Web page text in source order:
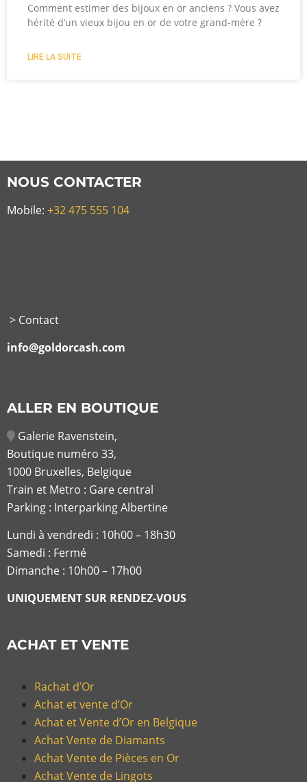
Comment estimer des bijoux en or anciens ? Vous avez
hérité d’un vieux bijou en or de votre grand-mère ?
LIRE LA SUITE
NOUS CONTACTER
Mobile: +32 475 555 104
info@goldorcash.com
Galerie Ravenstein,
Boutique numéro 33,
1000 Bruxelles, Belgique
Train et Metro : Gare central
Parking : Interparking Albertine
Lundi à vendredi :10h00 – 18h30
Samedi : Fermé
Dimanche : 10h00 – 17h00
UNIQUEMENT SUR RENDEZ-VOUS
Achat et vente d’Or
Achat et Vente d’Or en Belgique
Achat Vente de Diamants
Achat Vente de Pièces en Or
Achat Vente de Lingots
Achat Vente de Montres